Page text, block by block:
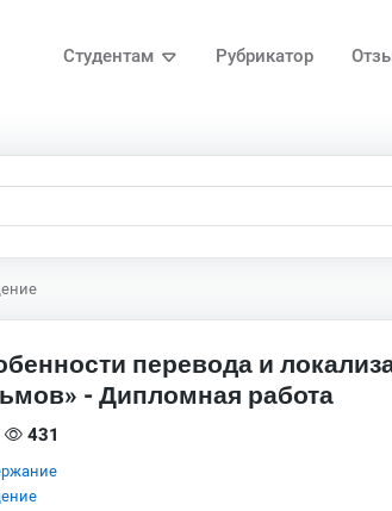
Студентам Рубрикатор
перевода и
- Дипломная работа
431